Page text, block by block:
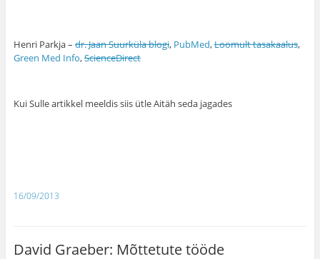
Henri Parkja – dr. Jaan Suurküla blogi, PubMed,Loomult tasakaalus,
Green Med Info,ScienceDirect
Kui Sulle artikkel meeldis siis ütle Aitäh seda jagades
16/09/2013
David Graeber: Mõttetute tööde